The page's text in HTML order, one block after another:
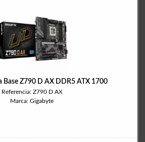
Base Z790 D AX DDR5 ATX 1700
Referencia: Z790 D AX
Marca: Gigabyte